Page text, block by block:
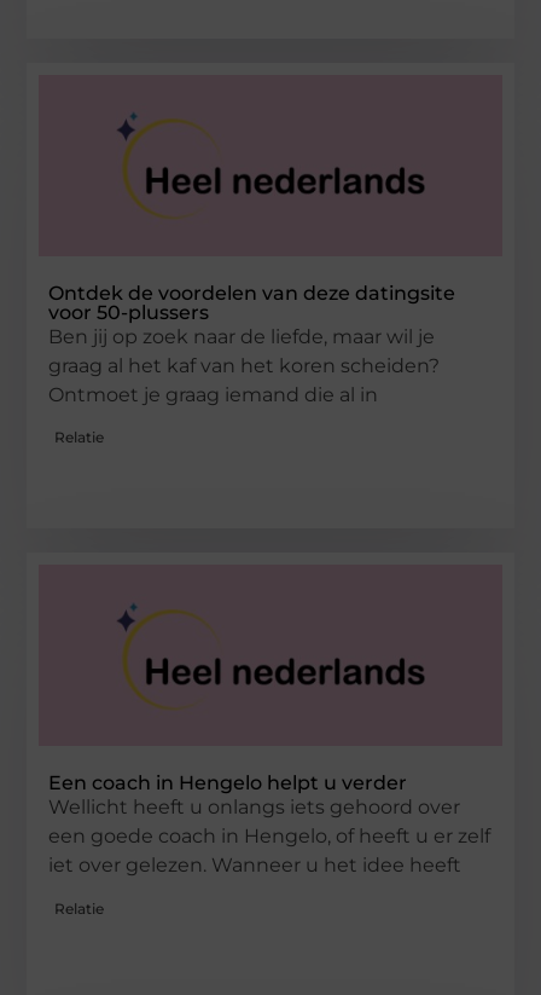
Ontdek de voordelen van deze datingsite
voor 50-plussers
Ben jij op zoek naar de liefde, maar wil je
graag al het kaf van het koren scheiden?
Ontmoet je graag iemand die al in
Relatie
Een coach in Hengelo helpt u verder
Wellicht heeft u onlangs iets gehoord over
een goede coach in Hengelo, of heeft u er zelf
iet over gelezen. Wanneer u het idee heeft
Relatie